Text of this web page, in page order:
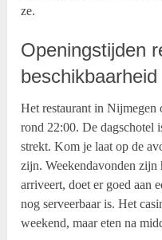
ze.
Openingstijden
beschikbaarheid
Het restaurant in Nijmegen
rond 22:00. De dagschotel
strekt. Kom je laat op de
zijn. Weekendavonden zijn
arriveert, doet er goed aan
nog serveerbaar is. Het
weekend, maar eten na